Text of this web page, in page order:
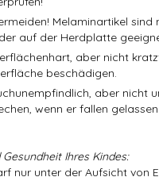
Melaminartikel sind
auf der Herdplatte
aber nicht
beschädigen.
aber nicht
wenn er fallen
Ihres Kindes:
nur unter der Aufsicht von